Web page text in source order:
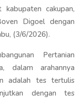
cakupan,
Digoel dengan
(3/6/2026).
Pertanian
dalam arahannya
adalah tes tertulis
dengan tes